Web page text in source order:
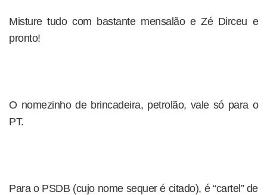
Misture tudo com bastante mensalão e Zé Dirceu e
pronto!
O nomezinho de brincadeira, petrolão, vale só para o
PT.
Para o PSDB (cujo nome sequer é citado), é “cartel” de